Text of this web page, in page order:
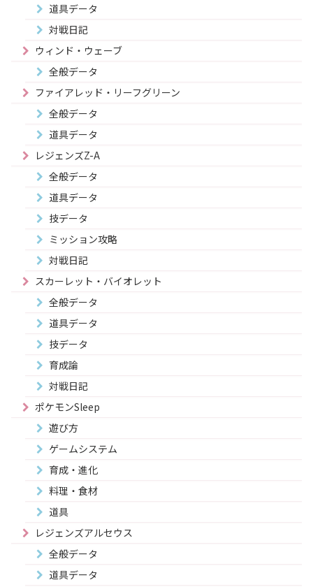
道具データ
対戦日記
ウィンド・ウェーブ
全般データ
ファイアレッド・リーフグリーン
全般データ
道具データ
レジェンズZ-A
全般データ
道具データ
技データ
ミッション攻略
対戦日記
スカーレット・バイオレット
全般データ
道具データ
技データ
育成論
対戦日記
ポケモンSleep
遊び方
ゲームシステム
育成・進化
料理・食材
道具
レジェンズアルセウス
全般データ
道具データ